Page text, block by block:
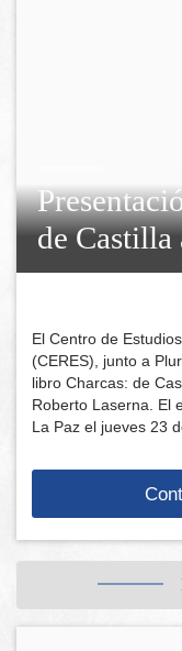
de
El Centro de
(CERES), junto a
libro Charcas: de
Roberto Laserna. El
La Paz el jueves 23